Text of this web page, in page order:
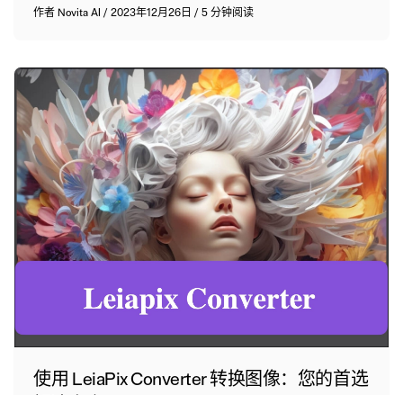
作者 Novita AI /2023年12月26日/5 分钟阅读
使用 LeiaPix Converter 转换图像：您的首选